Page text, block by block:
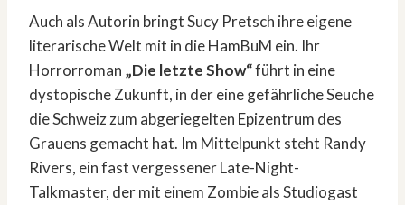
Auch als Autorin bringt Sucy Pretsch ihre eigene
literarische Welt mit in die HamBuM ein. Ihr
Horrorroman „Die letzte Show“führt in eine
dystopische Zukunft, in der eine gefährliche Seuche
die Schweiz zum abgeriegelten Epizentrum des
Grauens gemacht hat. Im Mittelpunkt steht Randy
Rivers, ein fast vergessener Late-Night-
Talkmaster, der mit einem Zombie als Studiogast